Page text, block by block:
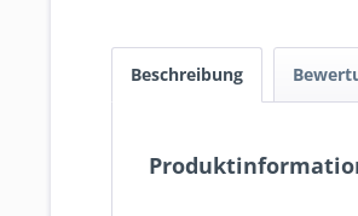
Beschreibung